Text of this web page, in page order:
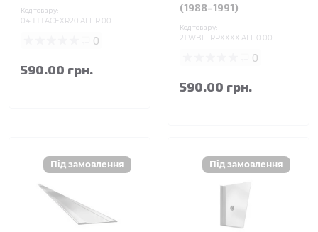
Код товару:
04.TTTACEXR20.ALL.R.00
0
590.00 грн.
(1988–1991)
Код товару:
21.WBFLRPXXXX.ALL.0.00
0
590.00 грн.